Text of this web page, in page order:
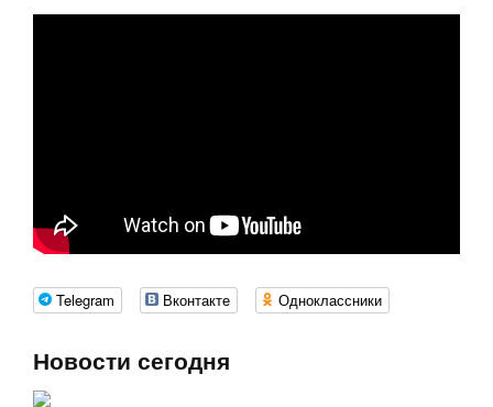
Telegram Вконтакте Одноклассники
Новости сегодня